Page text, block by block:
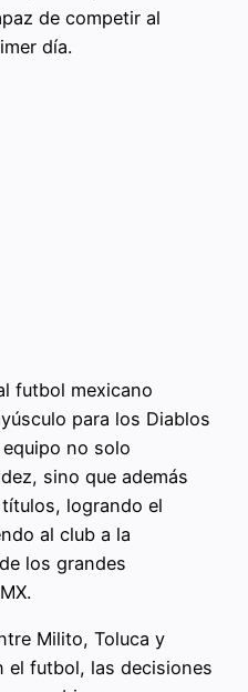
de competir al
día.
futbol mexicano
para los Diablos
no solo
sino que además
logrando el
al club a la
los grandes
Milito, Toluca y
el futbol, las decisiones